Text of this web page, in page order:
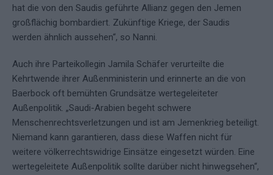
hat die von den Saudis geführte Allianz gegen den Jemen
großflächig bombardiert. Zukünftige Kriege, der Saudis
werden ähnlich aussehen“, so Nanni.
Auch ihre Parteikollegin Jamila Schäfer verurteilte die
Kehrtwende ihrer Außenministerin und erinnerte an die von
Baerbock oft bemühten Grundsätze wertegeleiteter
Außenpolitik. „Saudi-Arabien begeht schwere
Menschenrechtsverletzungen und ist am Jemenkrieg beteiligt.
Niemand kann garantieren, dass diese Waffen nicht für
weitere völkerrechtswidrige Einsätze eingesetzt würden. Eine
wertegeleitete Außenpolitik sollte darüber nicht hinwegsehen“,